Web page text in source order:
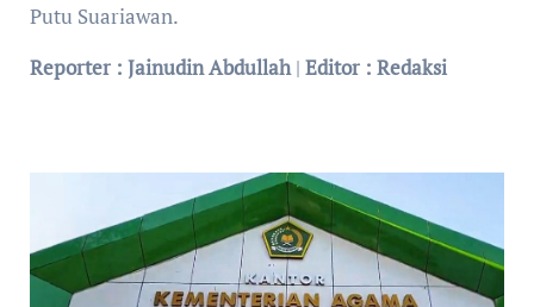
Putu Suariawan.
Reporter : Jainudin Abdullah| Editor : Redaksi